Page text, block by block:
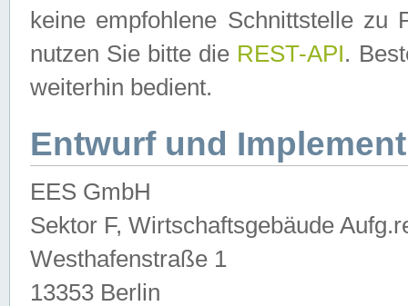
keine empfohlene Schnittstelle zu
nutzen Sie bitte die REST-API.
weiterhin bedient.
Entwurf und
EES GmbH
Sektor F, Wirtschaftsgebäude
Westhafenstraße 1
13353 Berlin